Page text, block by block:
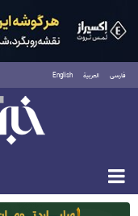
فارسی العربية English
یکشنبه ۱۸ مرداد ۱۴۰۵